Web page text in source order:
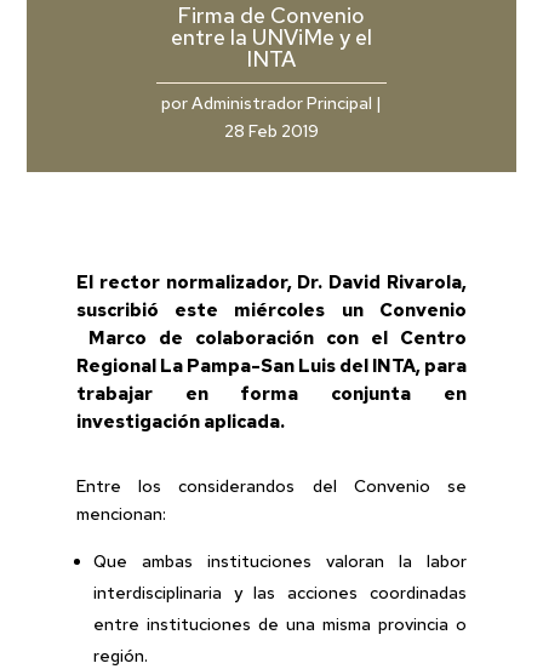
Firma de Convenio
entre la UNViMe y el
INTA
porAdministrador Principal |
28 Feb 2019
El rector normalizador, Dr. David Rivarola,
suscribió este miércoles un Convenio
Marco de colaboración con el Centro
Regional La Pampa-San Luis del INTA, para
trabajar en forma conjunta en
investigación aplicada.
Entre los considerandos del Convenio se
mencionan:
Que ambas instituciones valoran la labor
interdisciplinaria y las acciones coordinadas
entre instituciones de una misma provincia o
región.